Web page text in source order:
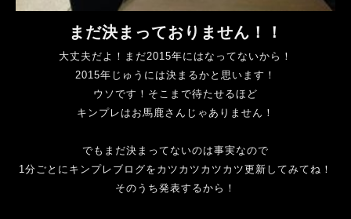
まだ決まっておりません！！
大丈夫だよ！まだ2015年にはなってないから！
2015年じゅうには決まるかと思います！
ウソです！そこまで待たせるほど
キンプレはお馬鹿さんじゃありません！
でもまだ決まってないのは事実なので
1分ごとにキンプレブログをカツカツカツカツ更新してみてね！
そのうち発表するから！